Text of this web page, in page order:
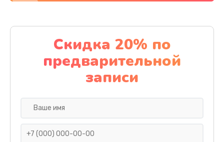
Ремонт оптики
1800 руб.
Заказать
Скидка 20% по
предварительной
записи